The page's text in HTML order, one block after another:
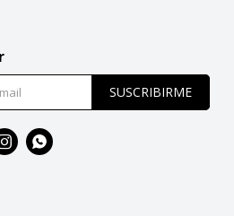
SUSCRIBIRME
